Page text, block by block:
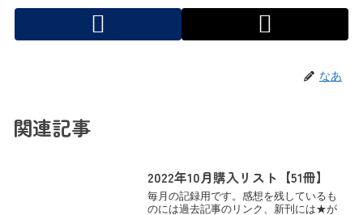
なあ
関連記事
2022年10月購入リスト【51冊】
毎月の記録用です。感想を残しているも
のには過去記事のリンク、新刊には★が